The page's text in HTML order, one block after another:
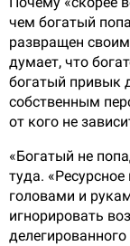
чем богатый
развращен
думает, что
богатый привык
собственным
от кого не
«Богатый не
туда.
головами и
игнорировать